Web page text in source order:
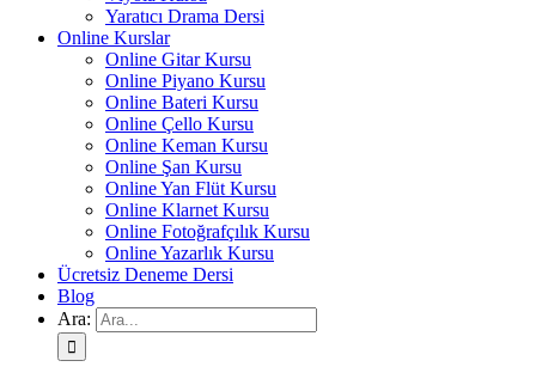
Yaratıcı Drama Dersi
Online Kurslar
Online Gitar Kursu
Online Piyano Kursu
Online Bateri Kursu
Online Çello Kursu
Online Keman Kursu
Online Şan Kursu
Online Yan Flüt Kursu
Online Klarnet Kursu
Online Fotoğrafçılık Kursu
Online Yazarlık Kursu
Ücretsiz Deneme Dersi
Blog
Ara: